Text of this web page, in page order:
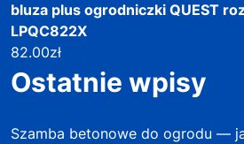
bluza plus ogrodniczki QUEST
LPQC822X
82.00zł
Ostatnie wpisy
Szamba betonowe do ogrodu —